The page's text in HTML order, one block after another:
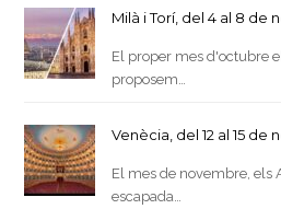
Milà i Torí, del 4 al 8 de
El proper mes d'octubre
proposem…
Venècia, del 12 al 15 de
El mes de novembre, els
escapada…